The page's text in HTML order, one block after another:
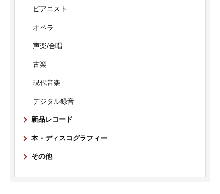
ピアニスト
オペラ
声楽/合唱
古楽
現代音楽
デジタル録音
新品レコード
本・ディスコグラフィー
その他